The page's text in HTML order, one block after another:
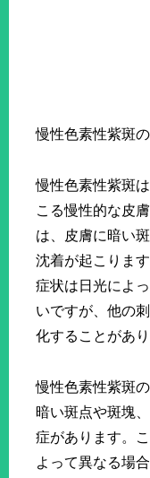
慢性色素性紫斑
慢性色素性紫斑
こる慢性的な皮
は、皮膚に暗い
沈着が起こりま
症状は日光によ
いですが、他の
化することがあり
慢性色素性紫斑
暗い斑点や斑塊
症があります。
よって異なる場